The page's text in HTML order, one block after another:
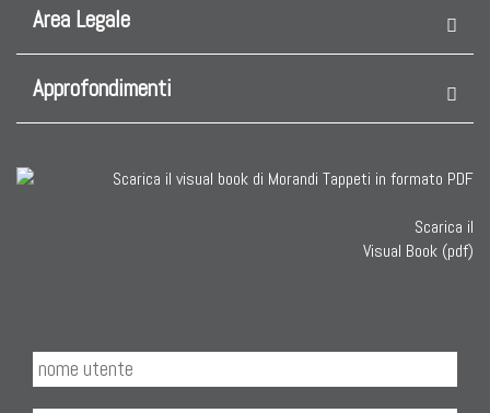
TAPPETI ANTICHI DA COLLEZIONE
Tappeti Anatolici Antichi
Tappeti Cinesi Antichi
Tappeti Turcomanni Antichi
Nuovissimi Kilim India
Arazzi E Ricami
Area Legale
Approfondimenti
Scarica il
Visual Book (pdf)